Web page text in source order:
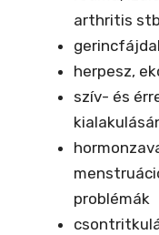
arthritis
herpesz,
szív- és
problémák